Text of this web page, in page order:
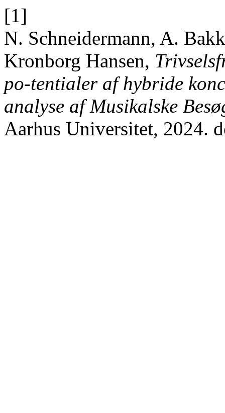
[1]
N. Schneidermann, A.
Kronborg Hansen,
po-tentialer af hybride
analyse af Musikalske
Aarhus Universitet, 2024.